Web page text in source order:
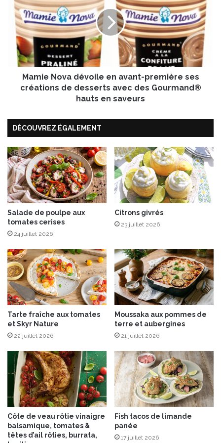
e
B
e
a
u
f
o
r
t
i
e
e
n
a
v
a
n
t
-
p
e
m
i
è
r
e
s
e
s
i
o
n
s
d
Mamie Nova dévoile en avant-première ses
créations de desserts avec des Gourmand®
hauts en saveurs
DÉCOUVREZ ÉGALEMENT
Salade de poulpe aux
tomates cerises
24 juillet 2026
Citrons givrés
23 juillet 2026
Tarte fraîche aux tomates
et Skyr Nature
22 juillet 2026
Moussaka aux pommes de
terre et aubergines
21 juillet 2026
Côte de veau rôtie vinaigre
balsamique, tomates &
têtes d’ail rôties, burrata,
Fish tacos de limande
panée
17 juillet 2026